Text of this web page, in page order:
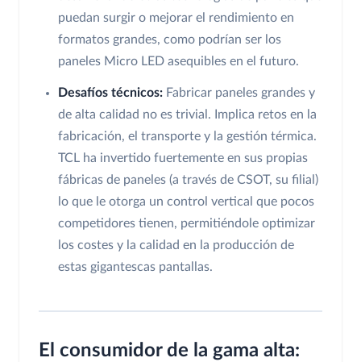
puedan surgir o mejorar el rendimiento en
formatos grandes, como podrían ser los
paneles Micro LED asequibles en el futuro.
Desafíos técnicos: Fabricar paneles grandes y
de alta calidad no es trivial. Implica retos en la
fabricación, el transporte y la gestión térmica.
TCL ha invertido fuertemente en sus propias
fábricas de paneles (a través de CSOT, su filial)
lo que le otorga un control vertical que pocos
competidores tienen, permitiéndole optimizar
los costes y la calidad en la producción de
estas gigantescas pantallas.
El consumidor de la gama alta: